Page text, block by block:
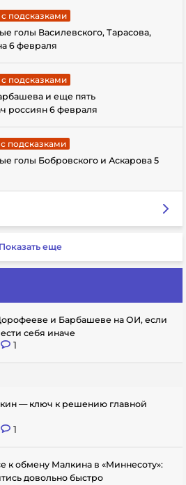
подсказками
голы Василевского, Тарасова,
6 февраля
подсказками
и еще пять
россиян 6 февраля
подсказками
голы Бобровского и Аскарова 5
Показать еще
и Барбашеве на ОИ, если
себя иначе
1
— ключ к решению главной
1
к обмену Малкина в «Миннесоту»:
довольно быстро